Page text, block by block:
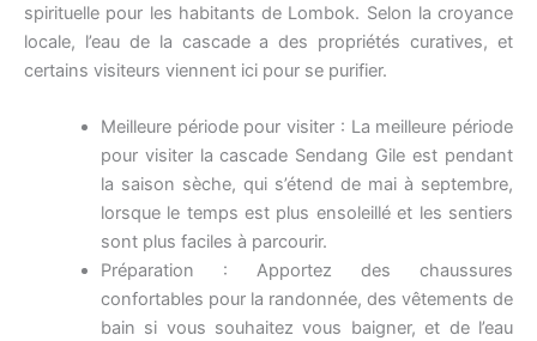
spirituelle pour les habitants de Lombok. Selon la croyance
locale, l’eau de la cascade a des propriétés curatives, et
certains visiteurs viennent ici pour se purifier.
Meilleure période pour visiter : La meilleure période
pour visiter la cascade Sendang Gile est pendant
la saison sèche, qui s’étend de mai à septembre,
lorsque le temps est plus ensoleillé et les sentiers
sont plus faciles à parcourir.
Préparation : Apportez des chaussures
confortables pour la randonnée, des vêtements de
bain si vous souhaitez vous baigner, et de l’eau